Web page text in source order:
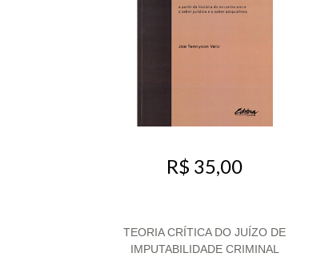
R$ 35,00
TEORIA CRÍTICA DO JUÍZO DE
IMPUTABILIDADE CRIMINAL